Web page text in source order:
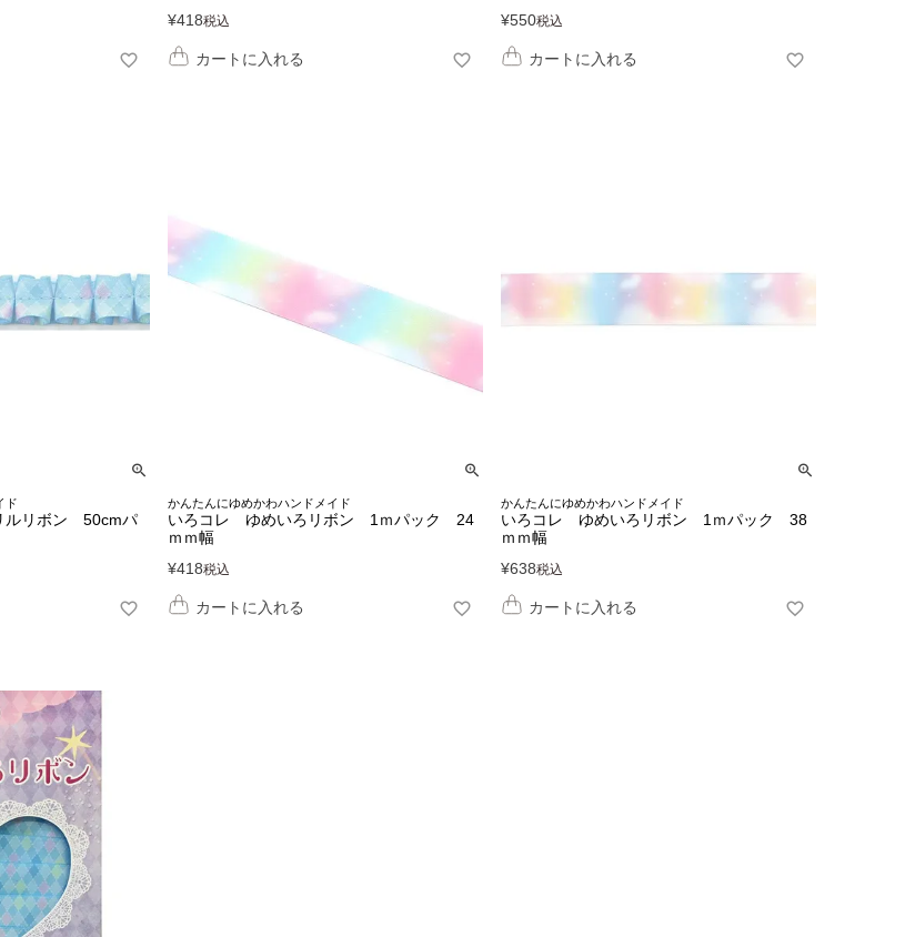
¥418税込
カートに入れる
¥550税込
カートに入れる
ド
ルリボン 50cmパ
かんたんにゆめかわハンドメイド
いろコレ ゆめいろリボン 1ｍパック 24
ｍｍ幅
¥418税込
カートに入れる
かんたんにゆめかわハンドメイド
いろコレ ゆめいろリボン 1ｍパック 38
ｍｍ幅
¥638税込
カートに入れる